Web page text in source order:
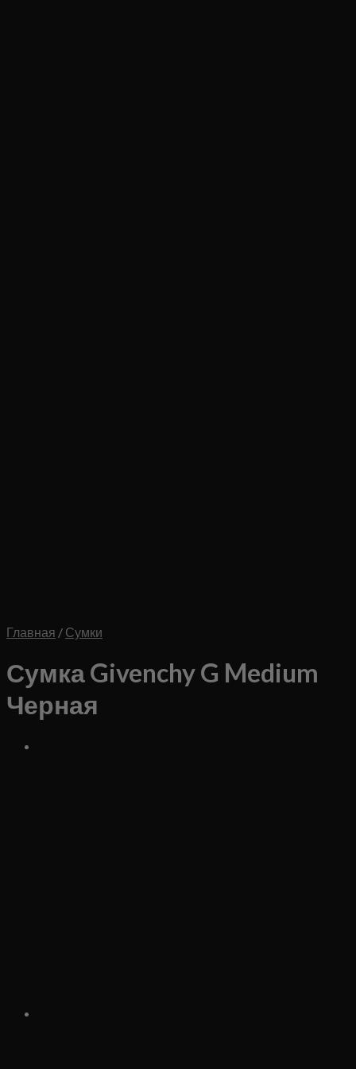
Главная / Сумки
Сумка Givenchy G Medium
Черная